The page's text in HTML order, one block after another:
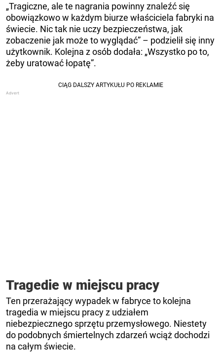
„Tragiczne, ale te nagrania powinny znaleźć się
obowiązkowo w każdym biurze właściciela fabryki na
świecie. Nic tak nie uczy bezpieczeństwa, jak
zobaczenie jak może to wyglądać” – podzielił się inny
użytkownik. Kolejna z osób dodała: „Wszystko po to,
żeby uratować łopatę”.
Tragedie w miejscu pracy
Ten przerażający wypadek w fabryce to kolejna
tragedia w miejscu pracy z udziałem
niebezpiecznego sprzętu przemysłowego. Niestety
do podobnych śmiertelnych zdarzeń wciąż dochodzi
na całym świecie.